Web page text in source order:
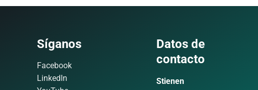
Síganos
Facebook
LinkedIn
Datos de
contacto
Stienen